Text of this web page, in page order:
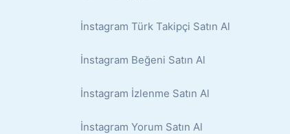
İnstagram Türk Takipçi Satın Al
İnstagram Beğeni Satın Al
İnstagram İzlenme Satın Al
İnstagram Yorum Satın Al